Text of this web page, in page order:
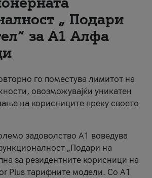
„ Подари
за А1 Алфа
го поместува лимитот на
овозможувајќи уникатен
на корисниците преку своето
задоволство А1 воведува
„Подари на
за резидентните корисници на
Plus тарифните модели. Со A1